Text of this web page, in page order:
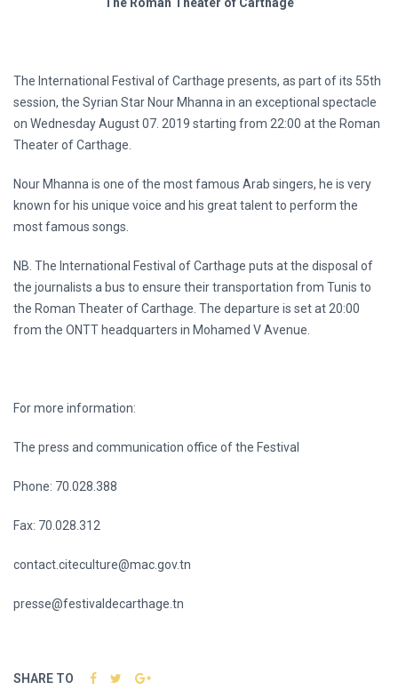
The International Festival of Carthage presents, as part of its 55th
session, the Syrian Star Nour Mhanna in an exceptional spectacle
on Wednesday August 07. 2019 starting from 22:00 at the Roman
Theater of Carthage.
Nour Mhanna is one of the most famous Arab singers, he is very
known for his unique voice and his great talent to perform the
most famous songs.
NB. The International Festival of Carthage puts at the disposal of
the journalists a bus to ensure their transportation from Tunis to
the Roman Theater of Carthage. The departure is set at 20:00
from the ONTT headquarters in Mohamed V Avenue.
For more information:
The press and communication office of the Festival
Phone: 70.028.388
Fax: 70.028.312
contact.citeculture@mac.gov.tn
presse@festivaldecarthage.tn
SHARE TO